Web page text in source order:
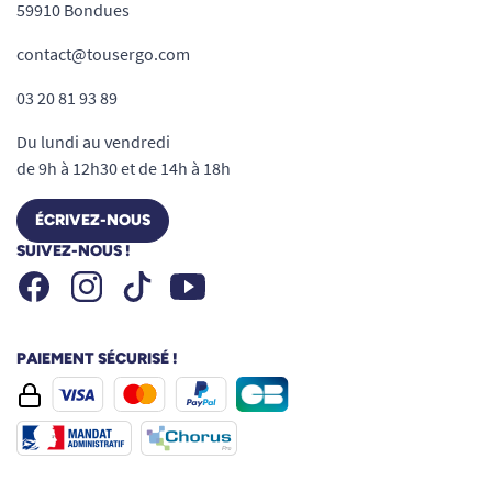
confort au quotidien.
m'aider à gérer mes problèmes d'incontinence.
59910 Bondues
contact@tousergo.com
03 20 81 93 89
Du lundi au vendredi
de 9h à 12h30 et de 14h à 18h
ÉCRIVEZ-NOUS
SUIVEZ-NOUS !
FacebookInstagramTiktok Youtube
PAIEMENT SÉCURISÉ !